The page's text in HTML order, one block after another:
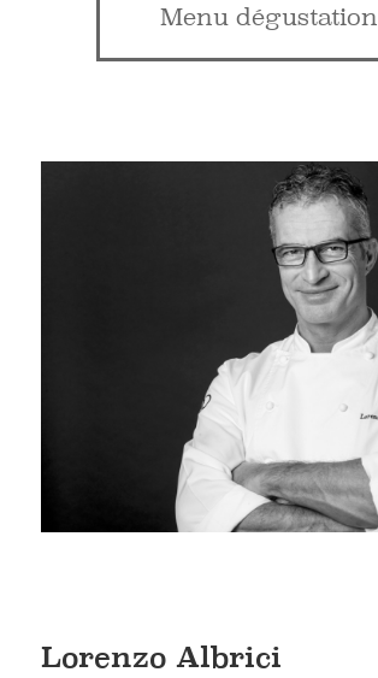
Menu dégustation
Lorenzo Albrici